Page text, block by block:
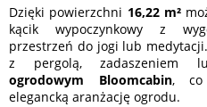
Dzięki powierzchni 16,22 m²
kącik wypoczynkowy z
przestrzeń do jogi lub
z pergolą,
ogrodowym Bloomcabin, co
elegancką aranżację ogrodu.